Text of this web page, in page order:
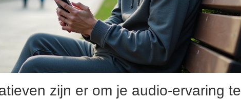
zijn er om je audio-ervaring te